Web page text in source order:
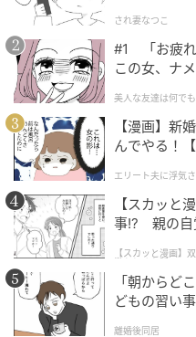
見逃しやすいサイン
歯周病は痛みが出にくい
す。次のような変化が続
考えるきっかけにしてみ
歯磨きのたびに歯茎か
起きたとき、または食
る
歯茎の一部が腫れてい
歯が以前より長く見え
が出てきた
され妻なつこ
#1 「お疲れ
この女、ナ
美人な友達は何で
【漫画】新
んでやる！
エリート夫に浮気
【スカッと
事!? 親の自
【スカッと漫画】
懲らしめた話
「朝からど
どもの習い
離婚後同居